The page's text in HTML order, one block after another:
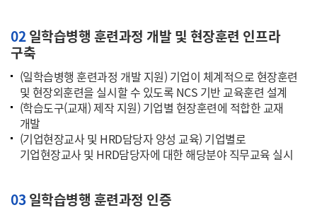
02일학습병행 훈련과정 개발 및 현장훈련 인프라
구축
(일학습병행 훈련과정 개발 지원) 기업이 체계적으로 현장훈련
및 현장외훈련을 실시할 수 있도록 NCS 기반 교육훈련 설계
(학습도구(교재) 제작 지원) 기업별 현장훈련에 적합한 교재
개발
(기업현장교사 및 HRD담당자 양성 교육) 기업별로
기업현장교사 및 HRD담당자에 대한 해당분야 직무교육 실시
03일학습병행 훈련과정 인증